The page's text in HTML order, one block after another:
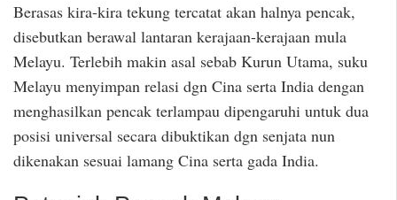
Berasas kira-kira tekung tercatat akan halnya pencak,
disebutkan berawal lantaran kerajaan-kerajaan mula
Melayu. Terlebih makin asal sebab Kurun Utama, suku
Melayu menyimpan relasi dgn Cina serta India dengan
menghasilkan pencak terlampau dipengaruhi untuk dua
posisi universal secara dibuktikan dgn senjata nun
dikenakan sesuai lamang Cina serta gada India.